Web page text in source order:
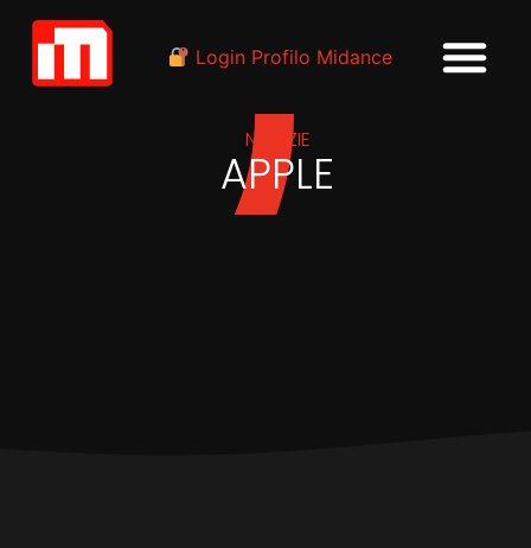
Login Profilo Midance
NOTIZIE
APPLE